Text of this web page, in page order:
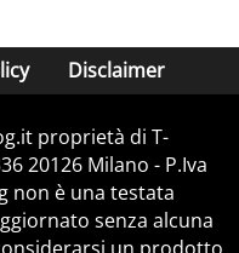
Disclaimer
proprietà di T-
20126 Milano - P.Iva
non è una testata
senza alcuna
un prodotto